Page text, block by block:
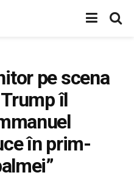
pe scena
îl
în prim-